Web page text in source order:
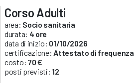
Corso Adulti
area: Socio sanitaria
durata: 4 ore
data di inizio: 01/10/2026
certificazione: Attestato di frequenza
costo: 70 €
posti previsti: 12